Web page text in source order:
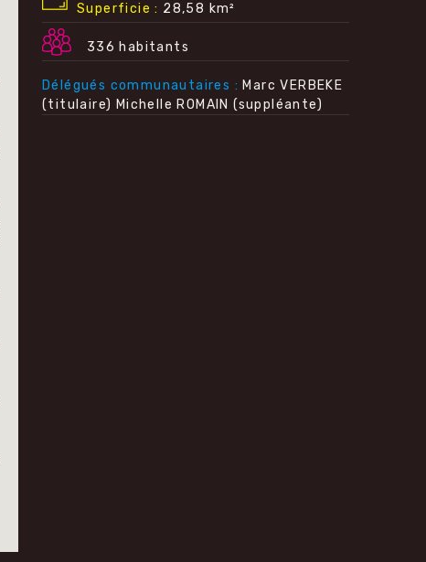
Superficie 28,58 km²
336 habitants
Délégués communautaires
Marc VERBEKE
(titulaire) Michelle ROMAIN (suppléante)